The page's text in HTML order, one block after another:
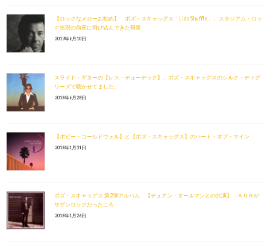
【ロックなメローお勧め】 ボズ・スキャッグス「Lido Shuffle」、スタジアム・ロッ
ク出現の前夜に飛び込んできた彗星
2019年6月10日
スライド・ギターの【レス・デューデック】、ボズ・スキャッグスのシルク・ディグ
リーズで聴かせてました。
2018年6月28日
【ボビー・コールドウェル】と【ボズ・スキャッグス】のハート・オブ・マイン
2018年1月31日
ボズ・スキャッグス 第2弾アルバム 【デュアン・オールマンとの共演】 ＡＯＲが
サザンロックだったころ
2018年1月26日